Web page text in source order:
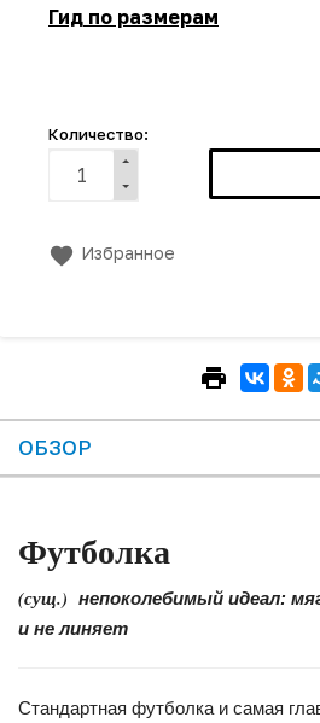
Гид по размерам
Количество:
Избранное
ОБЗОР
Футболка
(сущ.) непоколебимый идеал:
и не линяет
Стандартная футболка и самая